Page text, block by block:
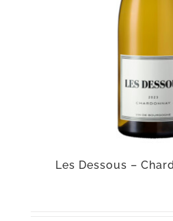
Les Dessous –